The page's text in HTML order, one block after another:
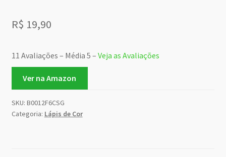
R$ 19,90
11 Avaliações – Média 5 – Veja as Avaliações
Ver na Amazon
SKU: B0012F6CSG
Categoria: Lápis de Cor